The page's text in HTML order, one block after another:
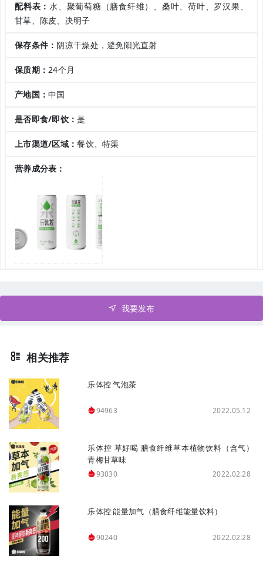
配料表：水、聚葡萄糖（膳食纤维）、桑叶、荷叶、罗汉果、
甘草、陈皮、决明子
保存条件： 阴凉干燥处，避免阳光直射
保质期：24个月
产地国：中国
是否即食/即饮：是
上市渠道/区域：餐饮、特渠
营养成分表：
我要发布
相关推荐
乐体控 气泡茶
94963 2022.05.12
乐体控 草好喝 膳食纤维草本植物饮料（含气）
青梅甘草味
93030 2022.02.28
乐体控 能量加气（膳食纤维能量饮料）
90240 2022.02.28